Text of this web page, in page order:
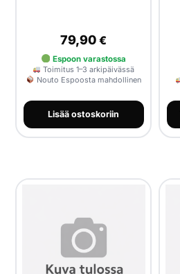
79,90 €
Espoon varastossa
Toimitus 1–3 arkipäivässä
Nouto Espoosta mahdollinen
Lisää ostoskoriin